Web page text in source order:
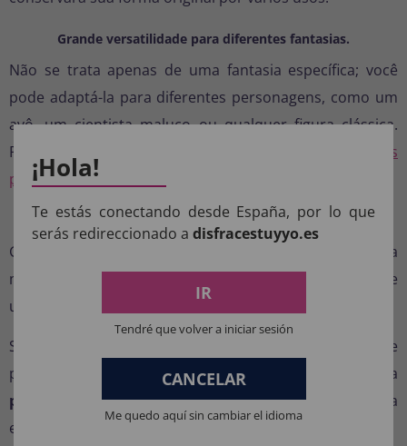
Grande versatilidade para diferentes fantasias.
Não se trata apenas de uma fantasia específica; você
pode adaptá-la para diferentes personagens, como um
avô, um cientista maluco ou qualquer figura clássica.
Para completar seu visual, visite a categoria
de fantasias
para idosose crie o conjunto perfeito.
Tamanho único com ajuste confortável.
Graças ao seu design adaptável, esta peruca serve na
maioria dos adultos, garantindo conforto e facilidade de
uso sem a necessidade de tamanhos específicos.
Se você procura um acessório que faça a diferença e
permita que você se destaque em qualquer evento, esta
peruca de senhor de idade com barba e óculos
é a
escolha ideal.
¡Hola!
Te estás conectando desde España, por lo que
serás redireccionado a disfracestuyyo.es
IR
Tendré que volver a iniciar sesión
CANCELAR
Me quedo aquí sin cambiar el idioma